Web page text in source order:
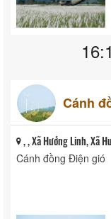
Cánh
, , Xã Hướng Linh, Xã
Cánh đồng Điện gió